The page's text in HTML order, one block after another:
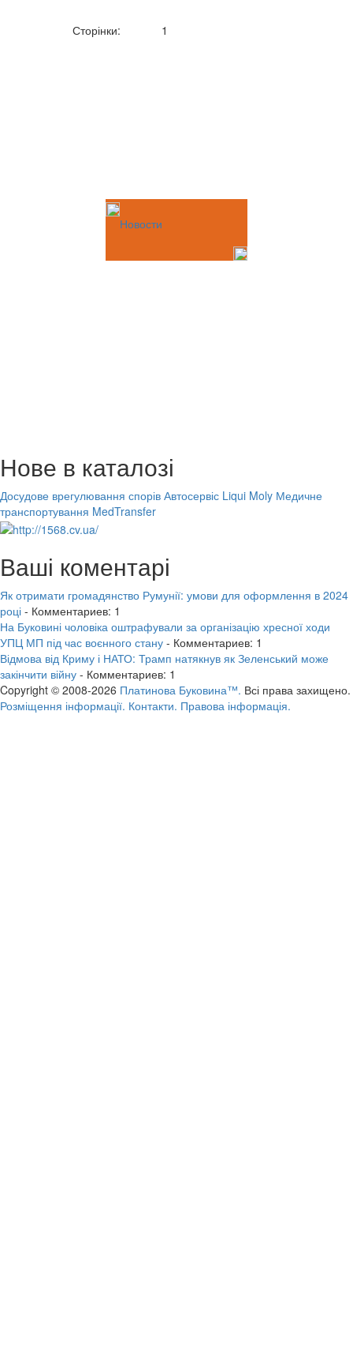
Сторінки: 1
Новости
Нове в каталозі
Досудове врегулювання спорів Автосервіс Liqui Moly Медичне
транспортування MedTransfer
Ваші коментарі
Як отримати громадянство Румунії: умови для оформлення в 2024
році - Комментариев: 1
На Буковині чоловіка оштрафували за організацію хресної ходи
УПЦ МП під час воєнного стану - Комментариев: 1
Відмова від Криму і НАТО: Трамп натякнув як Зеленський може
закінчити війну - Комментариев: 1
Copyright © 2008-2026 Платинова Буковина™. Всі права захищено.
Розміщення інформації. Контакти. Правова інформація.